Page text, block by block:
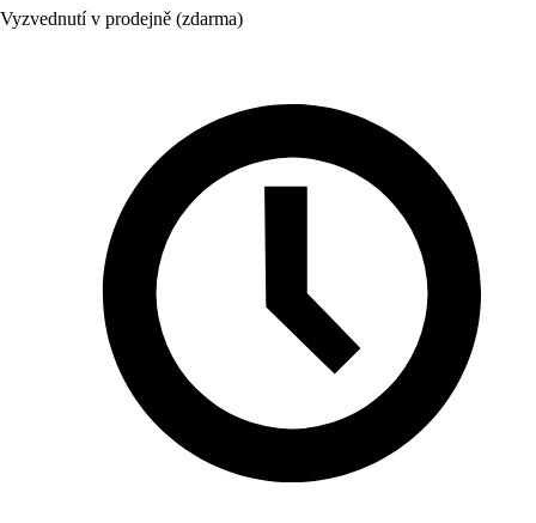
Vyzvednutí v prodejně (zdarma)